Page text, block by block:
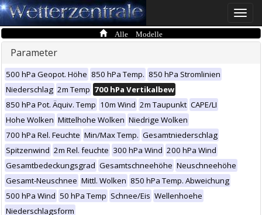
Toggle
Alle Modelle
Parameter
500 hPa Geopot. Höhe 850 hPa Temp. 850 hPa Stromlinien
Niederschlag 2m Temp 700 hPa Vertikalbew
850 hPa Pot. Äquiv. Temp 10m Wind 2m Taupunkt CAPE/LI
Hohe Wolken Mittelhohe Wolken Niedrige Wolken
700 hPa Rel. Feuchte Min/Max Temp. Gesamtniederschlag
Spitzenwind 2m Rel. feuchte 300 hPa Wind 200 hPa Wind
Gesamtbedeckungsgrad Gesamtschneehöhe Neuschneehöhe
Gesamt-Neuschnee Mittl. Wolken 850 hPa Temp. Abweichung
500 hPa Wind 50 hPa Temp Schnee/Eis Wellenhoehe
Niederschlagsform